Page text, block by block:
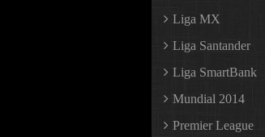
Liga MX
Liga Santander
Liga SmartBank
Mundial 2014
Premier League